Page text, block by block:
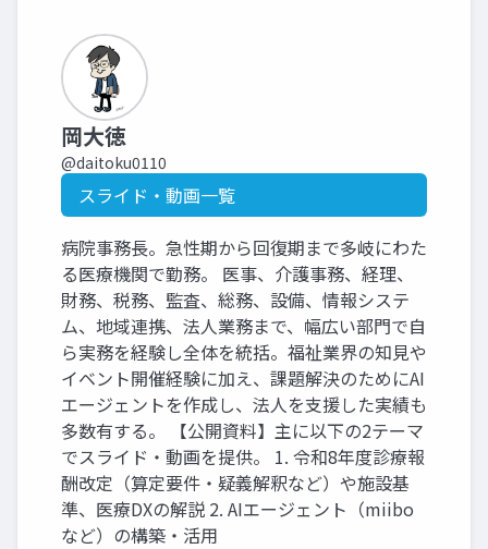
岡大徳
@daitoku0110
スライド・動画一覧
病院事務長。急性期から回復期まで多岐にわた
る医療機関で勤務。 医事、介護事務、経理、
財務、税務、監査、総務、設備、情報システ
ム、地域連携、法人業務まで、幅広い部門で自
ら実務を経験し全体を統括。福祉業界の知見や
イベント開催経験に加え、課題解決のためにAI
エージェントを作成し、法人を支援した実績も
多数有する。 【公開資料】主に以下の2テーマ
でスライド・動画を提供。 1. 令和8年度診療報
酬改定（算定要件・疑義解釈など）や施設基
準、医療DXの解説 2. AIエージェント（miibo
など）の構築・活用